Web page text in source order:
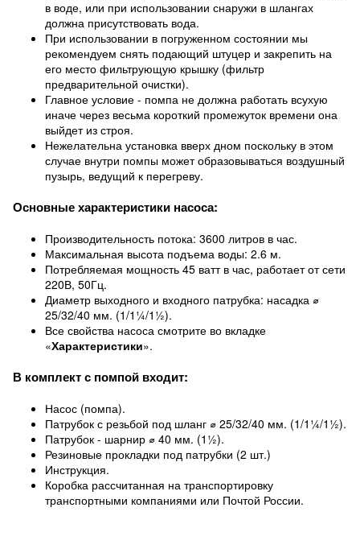
в воде, или при использовании снаружи в шлангах
должна присутствовать вода.
При использовании в погруженном состоянии мы
рекомендуем снять подающий штуцер и закрепить на
его место фильтрующую крышку (фильтр
предварительной очистки).
Главное условие - помпа не должна работать всухую
иначе через весьма короткий промежуток времени она
выйдет из строя.
Нежелательна установка вверх дном поскольку в этом
случае внутри помпы может образовываться воздушный
пузырь, ведущий к перегреву.
Основные характеристики насоса:
Производительность потока: 3600 литров в час.
Максимальная высота подъема воды: 2.6 м.
Потребляемая мощность 45 ватт в час, работает от сети
220В, 50Гц.
Диаметр выходного и входного патрубка: насадка ⌀
25/32/40 мм. (1/1¼/1½).
Все свойства насоса смотрите во вкладке
«Характеристики».
В комплект с помпой входит:
Насос (помпа).
Патрубок с резьбой под шланг ⌀ 25/32/40 мм. (1/1¼/1½).
Патрубок - шарнир ⌀ 40 мм. (1½).
Резиновые прокладки под патрубки (2 шт.)
Инструкция.
Коробка рассчитанная на транспортировку
транспортными компаниями или Почтой России.